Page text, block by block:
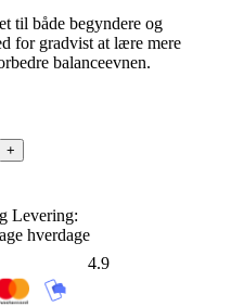
til både begyndere og
for gradvist at lære mere
balanceevnen.
Levering:
hverdage
4.9